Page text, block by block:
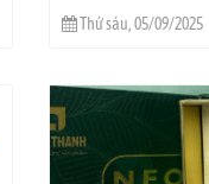
Thứ sáu, 05/09/2025